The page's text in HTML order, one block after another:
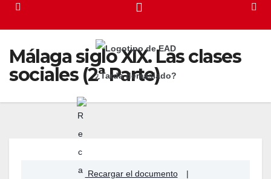
Málaga siglo XIX. Las clases
sociales (2ª Parte)
¿Tarda demasiado?
Recargar el documento |